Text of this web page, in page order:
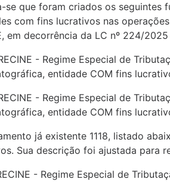
se que foram criados os seguintes
com fins lucrativos nas
em decorrência da LC nº 224/
- Regime Especial de
entidade COM fins
- Regime Especial de
entidade COM fins
já existente 1118, listado
Sua descrição foi ajustada para
- Regime Especial de